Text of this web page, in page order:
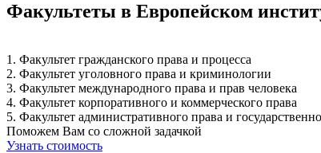
Факультеты в Европейском
1. Факультет гражданского права и процесса
2. Факультет уголовного права и криминологии
3. Факультет международного права и прав человека
4. Факультет корпоративного и коммерческого права
5. Факультет административного права и
Поможем Вам со сложной задачкой
Узнать стоимость